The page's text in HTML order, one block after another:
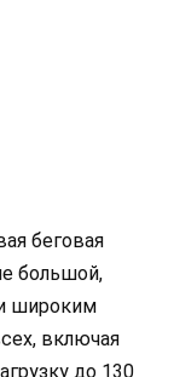
беговая
большой,
широким
включая
до 130